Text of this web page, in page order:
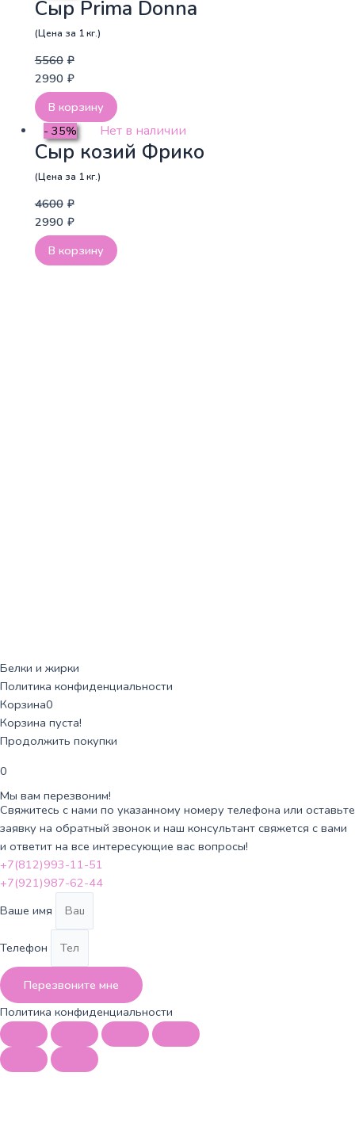
Сыр Prima Donna
(Цена за 1 кг.)
5560 ₽
2990 ₽
В корзину
- 35%
Нет в наличии
Сыр козий Фрико
(Цена за 1 кг.)
4600 ₽
2990 ₽
В корзину
Белки и жирки
Политика конфиденциальности
Корзина0
Корзина пуста!
Продолжить покупки
0
Мы вам перезвоним!
Свяжитесь с нами по указанному номеру телефона или оставьте
заявку на обратный звонок и наш консультант свяжется с вами
и ответит на все интересующие вас вопросы!
+7(812)993-11-51
+7(921)987-62-44
Ваше имя
Телефон
Перезвоните мне
Политика конфиденциальности